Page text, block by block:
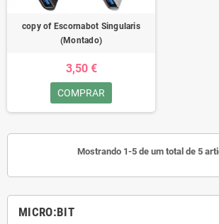
MICRO:BIT
copy of Escornabot Singularis
(Montado)
3,50 €
COMPRAR
Mostrando 1-5 de um total de 5